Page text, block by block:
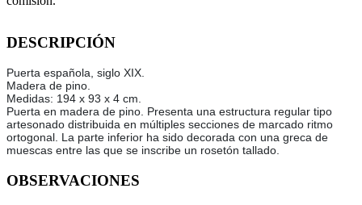
DESCRIPCIÓN
Puerta española, siglo XIX.
Madera de pino.
Medidas: 194 x 93 x 4 cm.
Puerta en madera de pino. Presenta una estructura regular tipo
artesonado distribuida en múltiples secciones de marcado ritmo
ortogonal. La parte inferior ha sido decorada con una greca de
muescas entre las que se inscribe un rosetón tallado.
OBSERVACIONES